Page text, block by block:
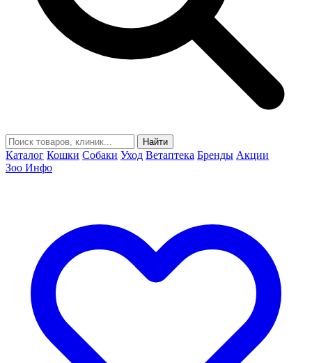
Найти
Каталог Кошки Собаки Уход Ветаптека Бренды Акции
Зоо Инфо